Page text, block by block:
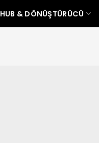
HUB & DÖNÜŞTÜRÜCÜ